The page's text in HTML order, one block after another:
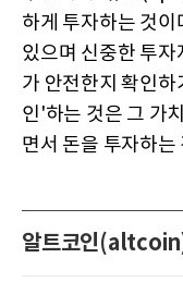
하게 투자하는 것이
있으며 신중한 투
가 안전한지 확인
인'하는 것은 그 가
면서 돈을 투자하는
알트코인